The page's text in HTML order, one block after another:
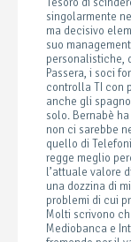
singolarmente
ma decisivo
suo
personalistiche,
Passera, i soci
controlla TI con
anche gli
solo. Bernabè
non ci sarebbe
quello di
regge meglio
l’attuale valore
una dozzina di
problemi di cui
Molti scrivono
Mediobanca e